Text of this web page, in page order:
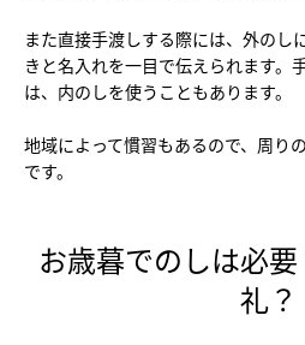
また直接手渡しする際には、外のし
きと名入れを一目で伝えられます。
は、内のしを使うこともあります。
地域によって慣習もあるので、周り
です。
お歳暮でのしは必
礼？